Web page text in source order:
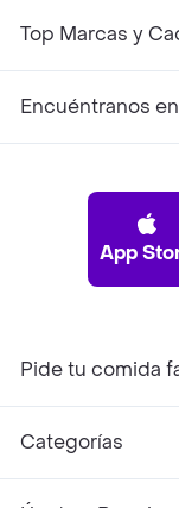
Top Marcas y
Encuéntranos
App
Pide tu comida
Categorías